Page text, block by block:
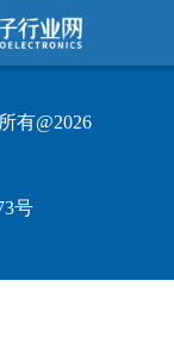
有@2026
号